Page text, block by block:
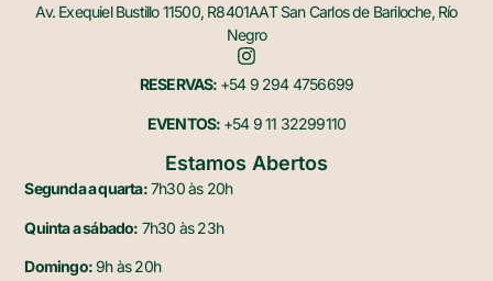
Av. Exequiel Bustillo 11500, R8401AAT San Carlos de Bariloche, Río
Negro
RESERVAS: +54 9 294 4756699
EVENTOS: +54 9 11 32299110
Estamos Abertos
Segunda a quarta:7h30 às 20h
Quinta a sábado: 7h30 às 23h
Domingo:9h às 20h